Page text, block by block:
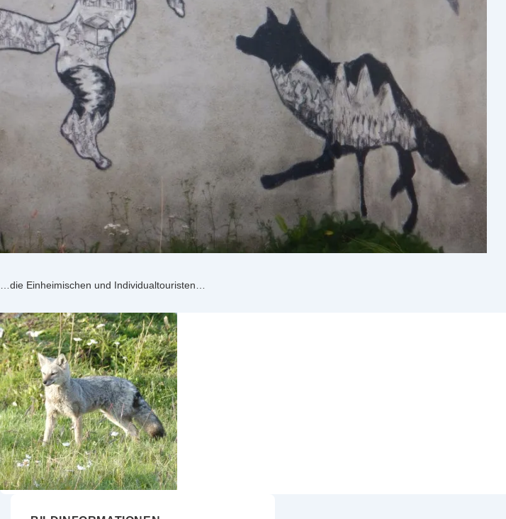
…die Einheimischen und Individualtouristen…